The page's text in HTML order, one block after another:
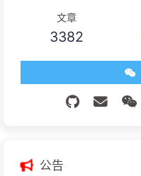
文章
3382
公告